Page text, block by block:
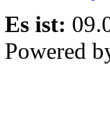
Es ist:
Powered